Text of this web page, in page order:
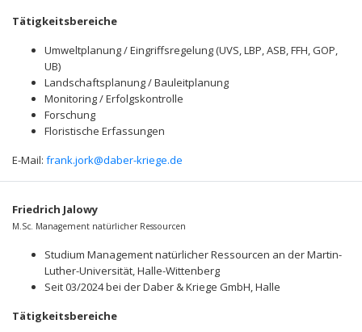
Tätigkeitsbereiche
Umweltplanung / Eingriffsregelung (UVS, LBP, ASB, FFH, GOP,
UB)
Landschaftsplanung / Bauleitplanung
Monitoring / Erfolgskontrolle
Forschung
Floristische Erfassungen
E-Mail: frank.jork@daber-kriege.de
Friedrich Jalowy
M.Sc. Management natürlicher Ressourcen
Studium Management natürlicher Ressourcen an der Martin-
Luther-Universität, Halle-Wittenberg
Seit 03/2024 bei der Daber & Kriege GmbH, Halle
Tätigkeitsbereiche